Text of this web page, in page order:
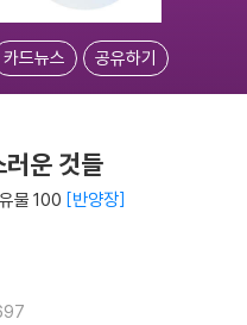
카드뉴스 공유하기
운 것들
물 100 반양장